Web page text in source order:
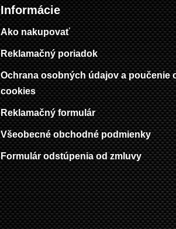
Informácie
Ako nakupovať
Reklamačný poriadok
Ochrana osobných údajov a poučenie
cookies
Reklamačný formulár
Všeobecné obchodné podmienky
Formulár odstúpenia od zmluvy